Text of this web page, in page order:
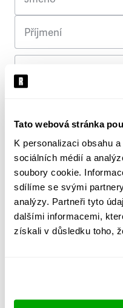
Tato webová stránka
K personalizaci obsahu
sociálních médií a
soubory cookie.
sdílíme se svými
analýzy. Partneři tyto
dalšími informacemi,
získali v důsledku toho,
Příjmení
Ulice
Město
PSČ
Stát